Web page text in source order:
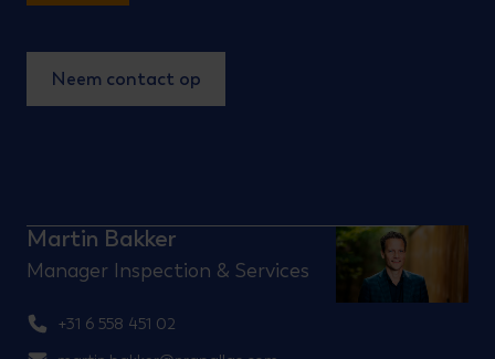
Neem contact op
Martin Bakker
Manager Inspection & Services
+31 6 558 451 02